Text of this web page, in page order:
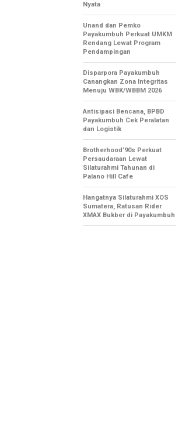
Nyata
Unand dan Pemko
Payakumbuh Perkuat UMKM
Rendang Lewat Program
Pendampingan
Disparpora Payakumbuh
Canangkan Zona Integritas
Menuju WBK/WBBM 2026
Antisipasi Bencana, BPBD
Payakumbuh Cek Peralatan
dan Logistik
Brotherhood’90s Perkuat
Persaudaraan Lewat
Silaturahmi Tahunan di
Palano Hill Cafe
Hangatnya Silaturahmi XOS
Sumatera, Ratusan Rider
XMAX Bukber di Payakumbuh